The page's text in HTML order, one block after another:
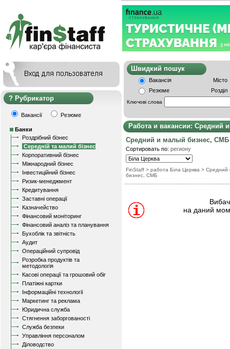
Рубрикатор
Вакансії Резюме
Банки
Роздрібний бізнес
Середній та малий бізнес
Корпоративний бізнес
Міжнародний бізнес
Інвестиційний бізнес
Ризик-менеджмент
Кредитування
Заставні операції
Казначейство
Фінансовий моніторинг
Фінансовий аналіз та планування
Бухоблік та звітність
Аудит
Операційний супровід
Розробка продуктів та
методологія
Касові операції та грошовий обіг
Платіжні картки
Інформаційні технології
Маркетинг та реклама
Юридична служба
Стягнення заборгованості
Служба безпеки
Управління персоналом
Діловодство
Швидкий
Вакансія
Місто
Резюме
Розділ
Ключові слова
Работа и вакансии: Средний
Средний и малый бизнес, СМБ
Сортировать по: региону
FinStaff > работа Біла Церква > Средний
бизнес, СМБ
на даний